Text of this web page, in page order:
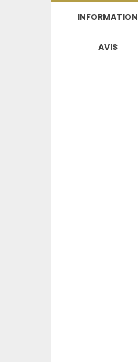
INFORMATION
AVIS